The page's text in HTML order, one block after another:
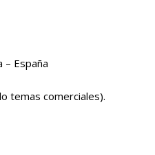
– España
temas comerciales).